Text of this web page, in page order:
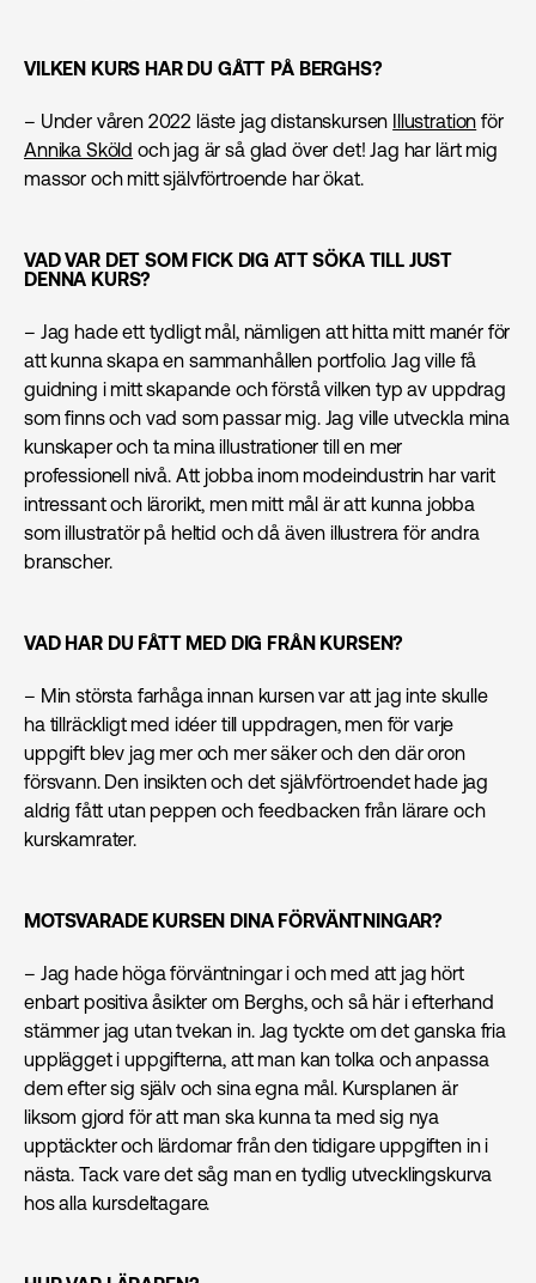
VILKEN KURS HAR DU GÅTT PÅ BERGHS?
– Under våren 2022 läste jag distanskursen Illustration för
Annika Sköld och jag är så glad över det! Jag har lärt mig
massor och mitt självförtroende har ökat.
VAD VAR DET SOM FICK DIG ATT SÖKA TILL JUST
DENNA KURS?
– Jag hade ett tydligt mål, nämligen att hitta mitt manér för
att kunna skapa en sammanhållen portfolio. Jag ville få
guidning i mitt skapande och förstå vilken typ av uppdrag
som finns och vad som passar mig. Jag ville utveckla mina
kunskaper och ta mina illustrationer till en mer
professionell nivå. Att jobba inom modeindustrin har varit
intressant och lärorikt, men mitt mål är att kunna jobba
som illustratör på heltid och då även illustrera för andra
branscher.
VAD HAR DU FÅTT MED DIG FRÅN KURSEN?
– Min största farhåga innan kursen var att jag inte skulle
ha tillräckligt med idéer till uppdragen, men för varje
uppgift blev jag mer och mer säker och den där oron
försvann. Den insikten och det självförtroendet hade jag
aldrig fått utan peppen och feedbacken från lärare och
kurskamrater.
MOTSVARADE KURSEN DINA FÖRVÄNTNINGAR?
– Jag hade höga förväntningar i och med att jag hört
enbart positiva åsikter om Berghs, och så här i efterhand
stämmer jag utan tvekan in. Jag tyckte om det ganska fria
upplägget i uppgifterna, att man kan tolka och anpassa
dem efter sig själv och sina egna mål. Kursplanen är
liksom gjord för att man ska kunna ta med sig nya
upptäckter och lärdomar från den tidigare uppgiften in i
nästa. Tack vare det såg man en tydlig utvecklingskurva
hos alla kursdeltagare.